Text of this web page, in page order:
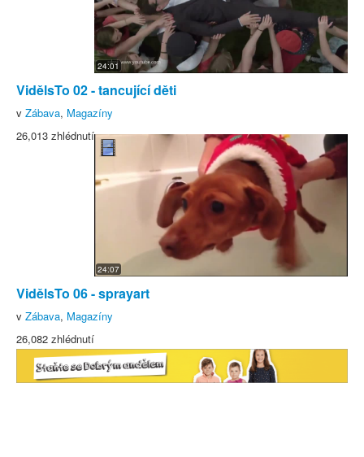
24:01
VidělsTo 02 - tancující děti
v Zábava, Magazíny
26,013 zhlédnutí
24:07
VidělsTo 06 - sprayart
v Zábava, Magazíny
26,082 zhlédnutí